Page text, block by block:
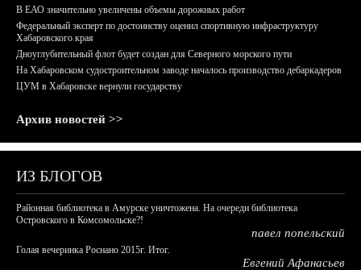
В ЕАО значительно увеличены объемы дорожных работ
Федеральный эксперт по достоинству оценил спортивную инфраструктуру
Хабаровского края
Дноуглубительный флот будет создан для Северного морского пути
На Хабаровском судостроительном заводе началось производство дебаркадеров
ЦУМ в Хабаровске вернули государству
Архив новостей >>
ИЗ БЛОГОВ
Районная библиотека в Амурске уничтожена. На очереди библиотека
Островского в Комсомольске?!
павел попельский
Голая вечеринка Роснано 2015г. Итог.
Евгений Афанасьев